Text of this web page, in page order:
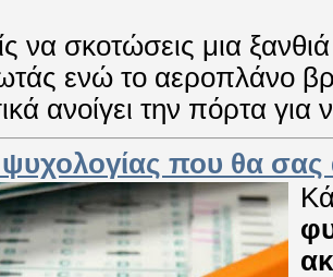
να σκοτώσεις μια
ενώ το αεροπλάνο
ανοίγει την πόρτα για
ψυχολογίας που θα